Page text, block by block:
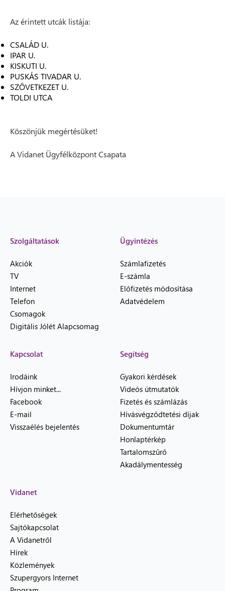
Az érintett utcák listája:
CSALÁD U.
IPAR U.
KISKUTI U.
PUSKÁS TIVADAR U.
SZÖVETKEZET U.
TOLDI UTCA
Köszönjük megértésüket!
A Vidanet Ügyfélközpont Csapata
Szolgáltatások
Akciók
TV
Internet
Telefon
Csomagok
Digitális Jólét Alapcsomag
Ügyintézés
Számlafizetés
E-számla
Előfizetés módosítása
Adatvédelem
Kapcsolat
Irodáink
Hívjon minket...
Facebook
E-mail
Visszaélés bejelentés
Segítség
Gyakori kérdések
Videós útmutatók
Fizetés és számlázás
Hívásvégződtetési díjak
Dokumentumtár
Honlaptérkép
Tartalomszűrő
Akadálymentesség
Vidanet
Elérhetőségek
Sajtókapcsolat
A Vidanetről
Hírek
Közlemények
Szupergyors Internet